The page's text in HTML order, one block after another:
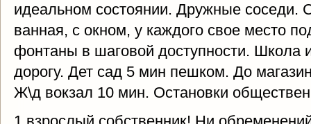
идеальном состоянии. Дружные соседи.
ванная, с окном, у каждого свое место
фонтаны в шаговой доступности. Школа
дорогу. Дет сад 5 мин пешком. До
Ж\д вокзал 10 мин. Остановки